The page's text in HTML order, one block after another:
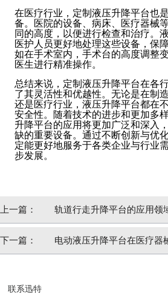
在医疗行业，定制液压升降平台也
备。医院的设备、病床、医疗器械
同的高度，以便进行检查和治疗。
医护人员更好地处理这些设备，保
如在手术室内，手术台的高度调整
医生进行精准操作。
总结来说，定制液压升降平台在各
了其灵活性和优越性。无论是在制
还是医疗行业，液压升降平台都在
安全性。随着技术的进步和更加多
升降平台的应用将更加广泛和深入
缺的重要设备。通过不断创新与优
定能更好地服务于各类企业与行业
步发展。
上一篇： 轨道行走升降平台的应用领
下一篇： 电动液压升降平台在医疗器
联系迅特